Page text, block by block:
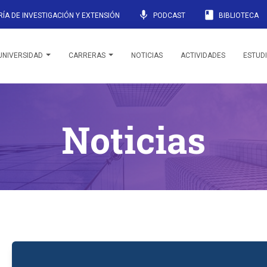
DE INVESTIGACIÓN Y EXTENSIÓN mic PODCAST book BIBLIOTECA
CARRERAS NOTICIAS ACTIVIDADES
Noticias